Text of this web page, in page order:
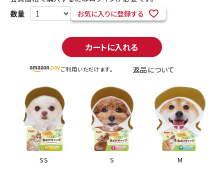
お気に入りに登録する
カートに入れる
ご利用いただけます。 返品について
SS S M